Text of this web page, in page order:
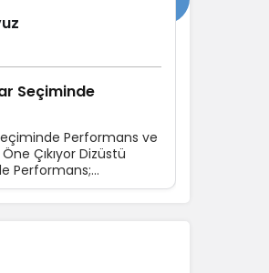
Seçiminde
Performans ve
Çıkıyor Dizüstü
Performans;